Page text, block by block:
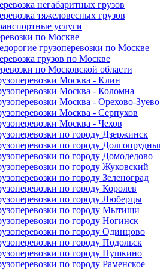
негабаритных грузов
тяжеловесных грузов
услуги
по Москве
грузоперевозки по Москве
грузов по Москве
по Московской области
Москва - Клин
Москва - Коломна
Москва - Орехово-Зуево
Москва - Серпухов
Москва - Чехов
по городу Дзержинск
по городу
по городу Домодедово
по городу Жуковский
по городу Зеленоград
по городу Королев
по городу Люберцы
по городу Мытищи
по городу Ногинск
по городу Одинцово
по городу Подольск
по городу Пушкино
по городу Раменское